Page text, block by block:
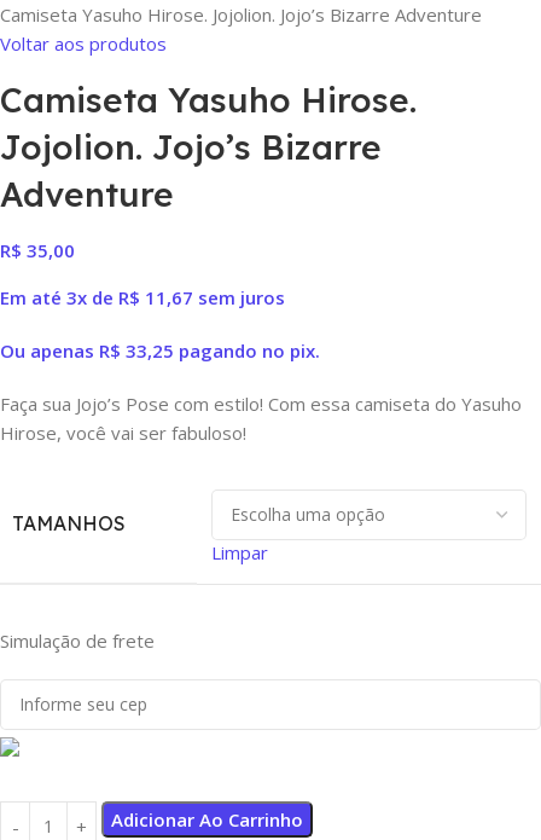
Camiseta Yasuho Hirose. Jojolion. Jojo’s Bizarre Adventure
Voltar aos produtos
Camiseta Yasuho Hirose.
Jojolion. Jojo’s Bizarre
Adventure
R$ 35,00
Em até 3x de R$ 11,67 sem juros
Ou apenas R$ 33,25 pagando no pix.
Faça sua Jojo’s Pose com estilo! Com essa camiseta do Yasuho
Hirose, você vai ser fabuloso!
TAMANHOS
Limpar
Simulação de frete
Adicionar Ao Carrinho